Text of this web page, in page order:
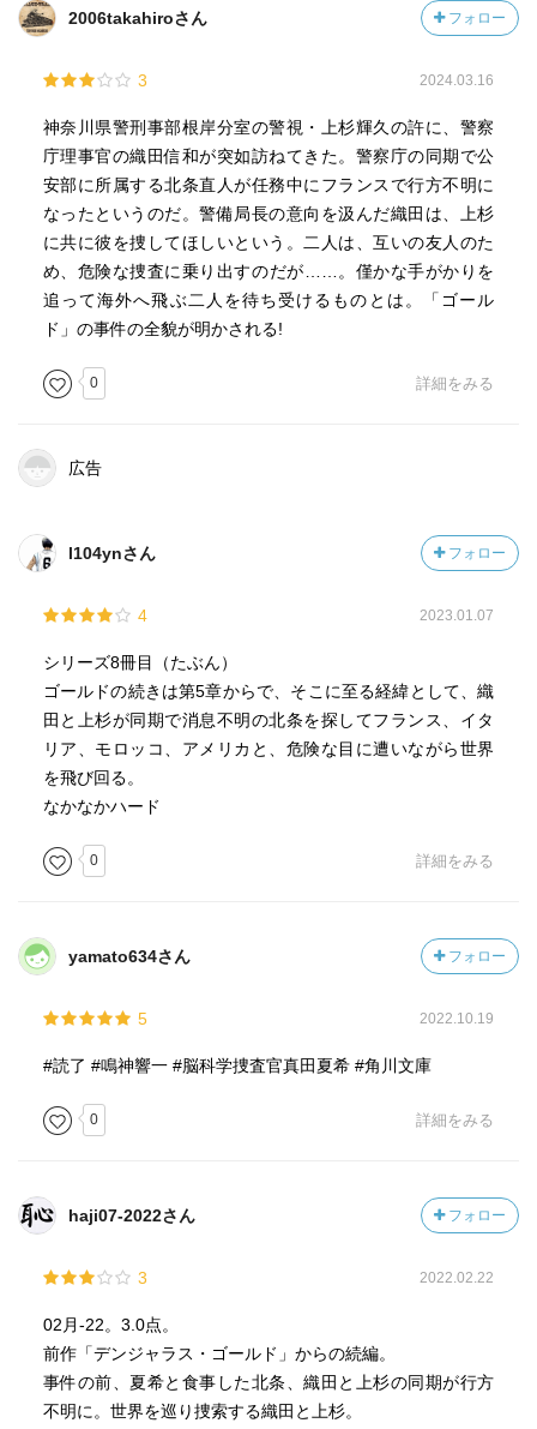
2006takahiroさん フォロー
3 2024.03.16
神奈川県警刑事部根岸分室の警視・上杉輝久の許に、警察
庁理事官の織田信和が突如訪ねてきた。警察庁の同期で公
安部に所属する北条直人が任務中にフランスで行方不明に
なったというのだ。警備局長の意向を汲んだ織田は、上杉
に共に彼を捜してほしいという。二人は、互いの友人のた
め、危険な捜査に乗り出すのだが……。僅かな手がかりを
追って海外へ飛ぶ二人を待ち受けるものとは。「ゴール
ド」の事件の全貌が明かされる!
0 詳細をみる
広告
l104ynさん フォロー
4 2023.01.07
シリーズ8冊目（たぶん）
ゴールドの続きは第5章からで、そこに至る経緯として、織
田と上杉が同期で消息不明の北条を探してフランス、イタ
リア、モロッコ、アメリカと、危険な目に遭いながら世界
を飛び回る。
なかなかハード
0 詳細をみる
yamato634さん フォロー
5 2022.10.19
#読了 #鳴神響一 #脳科学捜査官真田夏希 #角川文庫
0 詳細をみる
haji07-2022さん フォロー
3 2022.02.22
02月-22。3.0点。
前作「デンジャラス・ゴールド」からの続編。
事件の前、夏希と食事した北条、織田と上杉の同期が行方
不明に。世界を巡り捜索する織田と上杉。